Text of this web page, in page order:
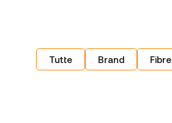
Tutte Brand